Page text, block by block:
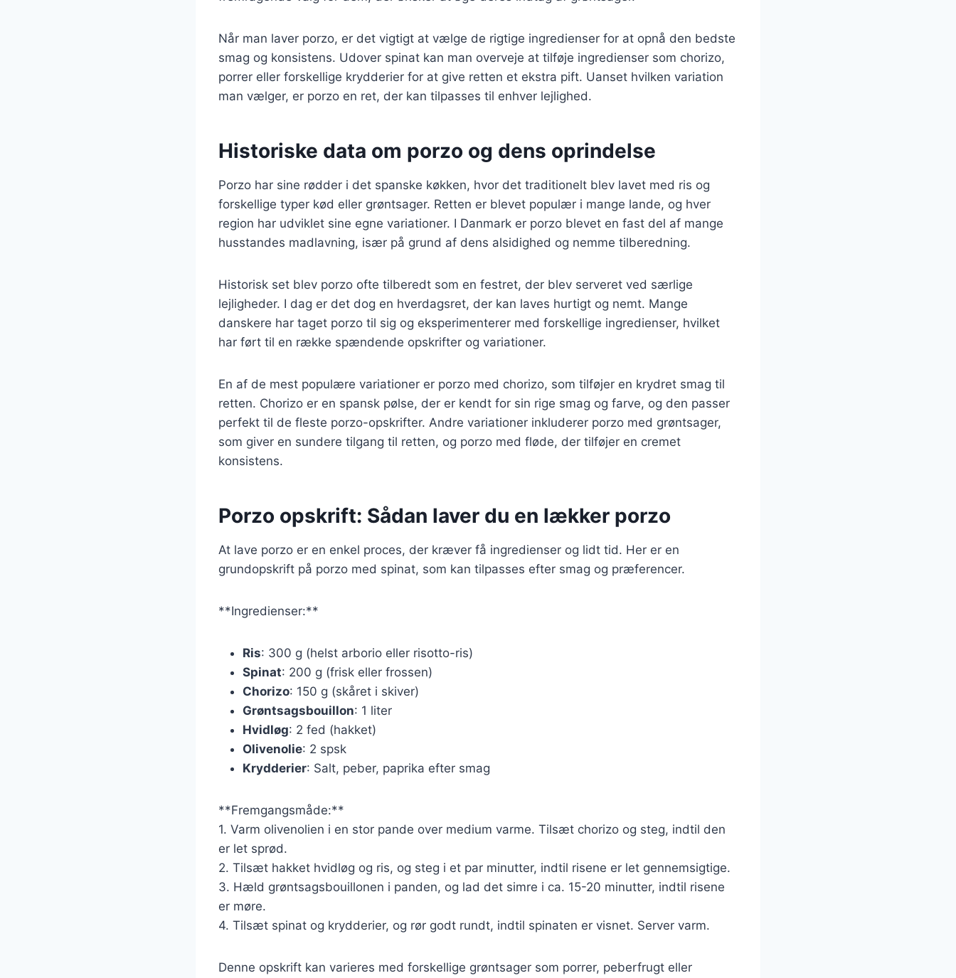
Når man laver porzo, er det vigtigt at vælge de rigtige ingredienser for at opnå den bedste
smag og konsistens. Udover spinat kan man overveje at tilføje ingredienser som chorizo,
porrer eller forskellige krydderier for at give retten et ekstra pift. Uanset hvilken variation
man vælger, er porzo en ret, der kan tilpasses til enhver lejlighed.
Historiske data om porzo og dens oprindelse
Porzo har sine rødder i det spanske køkken, hvor det traditionelt blev lavet med ris og
forskellige typer kød eller grøntsager. Retten er blevet populær i mange lande, og hver
region har udviklet sine egne variationer. I Danmark er porzo blevet en fast del af mange
husstandes madlavning, især på grund af dens alsidighed og nemme tilberedning.
Historisk set blev porzo ofte tilberedt som en festret, der blev serveret ved særlige
lejligheder. I dag er det dog en hverdagsret, der kan laves hurtigt og nemt. Mange
danskere har taget porzo til sig og eksperimenterer med forskellige ingredienser, hvilket
har ført til en række spændende opskrifter og variationer.
En af de mest populære variationer er porzo med chorizo, som tilføjer en krydret smag til
retten. Chorizo er en spansk pølse, der er kendt for sin rige smag og farve, og den passer
perfekt til de fleste porzo-opskrifter. Andre variationer inkluderer porzo med grøntsager,
som giver en sundere tilgang til retten, og porzo med fløde, der tilføjer en cremet
konsistens.
Porzo opskrift: Sådan laver du en lækker porzo
At lave porzo er en enkel proces, der kræver få ingredienser og lidt tid. Her er en
grundopskrift på porzo med spinat, som kan tilpasses efter smag og præferencer.
**Ingredienser:**
Ris: 300 g (helst arborio eller risotto-ris)
Spinat: 200 g (frisk eller frossen)
Chorizo: 150 g (skåret i skiver)
Grøntsagsbouillon: 1 liter
Hvidløg: 2 fed (hakket)
Olivenolie: 2 spsk
Krydderier: Salt, peber, paprika efter smag
**Fremgangsmåde:**
1. Varm olivenolien i en stor pande over medium varme. Tilsæt chorizo og steg, indtil den
er let sprød.
2. Tilsæt hakket hvidløg og ris, og steg i et par minutter, indtil risene er let gennemsigtige.
3. Hæld grøntsagsbouillonen i panden, og lad det simre i ca. 15-20 minutter, indtil risene
er møre.
4. Tilsæt spinat og krydderier, og rør godt rundt, indtil spinaten er visnet. Server varm.
Denne opskrift kan varieres med forskellige grøntsager som porrer, peberfrugt eller